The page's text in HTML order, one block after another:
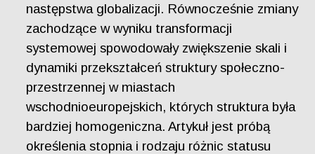
następstwa globalizacji. Równocześnie zmiany
zachodzące w wyniku transformacji
systemowej spowodowały zwiększenie skali i
dynamiki przekształceń struktury społeczno-
przestrzennej w miastach
wschodnioeuropejskich, których struktura była
bardziej homogeniczna. Artykuł jest próbą
określenia stopnia i rodzaju różnic statusu